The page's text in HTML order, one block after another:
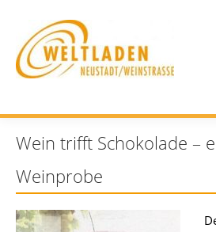
Wein trifft Schokolade –
Weinprobe